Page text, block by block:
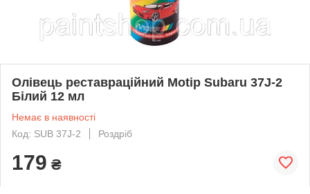
Олівець реставраційний Motip Subaru 37J-2
Білий 12 мл
Немає в наявності
Код: SUB 37J-2
Роздріб
179 ₴